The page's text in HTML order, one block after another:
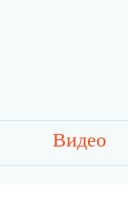
Видео